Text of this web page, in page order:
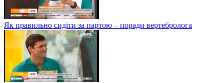
Як правильно сидіти за партою – поради вертебролога